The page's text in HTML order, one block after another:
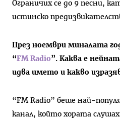
Ограничих се до 9 песни,
истинско
През ноември миналата
“FM Radio”. Каква е
идва името и какво
“FM Radio” беше най-
канал, който хората